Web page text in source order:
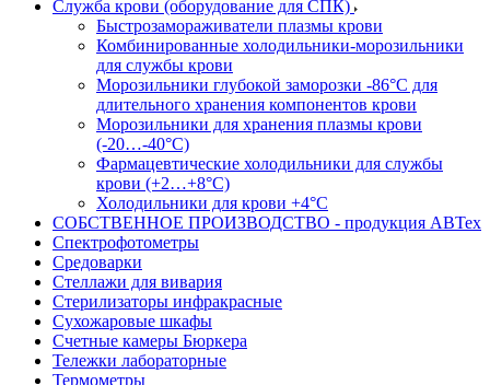
Служба крови (оборудование для СПК)
Быстрозамораживатели плазмы крови
Комбинированные холодильники-морозильники
для службы крови
Морозильники глубокой заморозки -86°С для
длительного хранения компонентов крови
Морозильники для хранения плазмы крови
(-20…-40°С)
Фармацевтические холодильники для службы
крови (+2…+8°С)
Холодильники для крови +4°С
СОБСТВЕННОЕ ПРОИЗВОДСТВО - продукция АВТех
Спектрофотометры
Средоварки
Стеллажи для вивария
Стерилизаторы инфракрасные
Сухожаровые шкафы
Счетные камеры Бюркера
Тележки лабораторные
Термометры